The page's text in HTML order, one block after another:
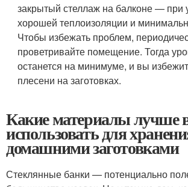
закрытый стеллаж на балконе — при
хорошей теплоизоляции и
Чтобы избежать проблем,
проветривайте помещение. Тогда
останется на минимуме, и вы
плесени на заготовках.
Какие материалы лучше
использовать для
домашними заготовками
Стеклянные банки — потенциально